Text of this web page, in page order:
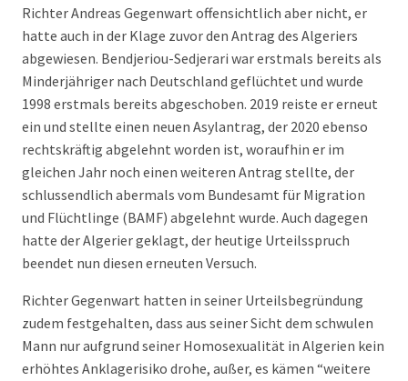
Richter Andreas Gegenwart offensichtlich aber nicht, er
hatte auch in der Klage zuvor den Antrag des Algeriers
abgewiesen. Bendjeriou-Sedjerari war erstmals bereits als
Minderjähriger nach Deutschland geflüchtet und wurde
1998 erstmals bereits abgeschoben. 2019 reiste er erneut
ein und stellte einen neuen Asylantrag, der 2020 ebenso
rechtskräftig abgelehnt worden ist, woraufhin er im
gleichen Jahr noch einen weiteren Antrag stellte, der
schlussendlich abermals vom Bundesamt für Migration
und Flüchtlinge (BAMF) abgelehnt wurde. Auch dagegen
hatte der Algerier geklagt, der heutige Urteilsspruch
beendet nun diesen erneuten Versuch.
Richter Gegenwart hatten in seiner Urteilsbegründung
zudem festgehalten, dass aus seiner Sicht dem schwulen
Mann nur aufgrund seiner Homosexualität in Algerien kein
erhöhtes Anklagerisiko drohe, außer, es kämen “weitere